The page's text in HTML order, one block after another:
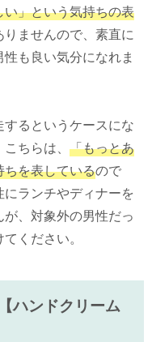
」という気持ちの表
ませんので、素直に
も良い気分になれま
るというケースにな
ちらは、 「もっとあ
を表しているので
ランチやディナーを
、対象外の男性だっ
ください。
ハンドクリーム